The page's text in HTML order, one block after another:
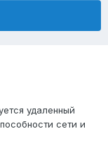
удаленный
сети и